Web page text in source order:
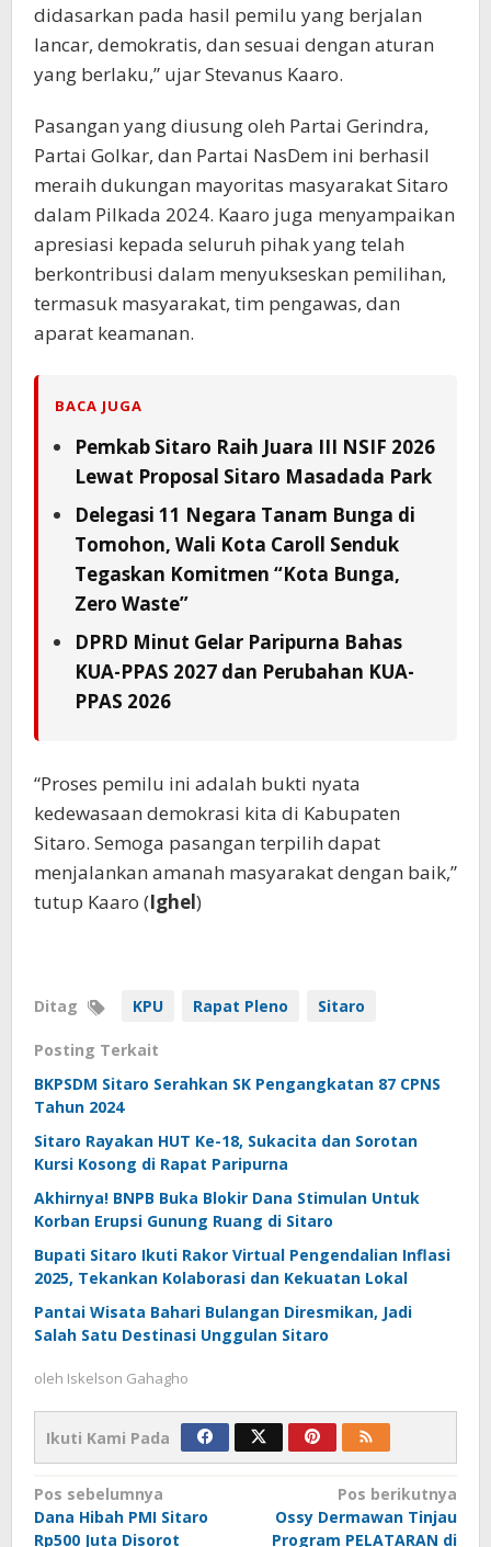
didasarkan pada hasil pemilu yang berjalan
lancar, demokratis, dan sesuai dengan aturan
yang berlaku,” ujar Stevanus Kaaro.
Pasangan yang diusung oleh Partai Gerindra,
Partai Golkar, dan Partai NasDem ini berhasil
meraih dukungan mayoritas masyarakat Sitaro
dalam Pilkada 2024. Kaaro juga menyampaikan
apresiasi kepada seluruh pihak yang telah
berkontribusi dalam menyukseskan pemilihan,
termasuk masyarakat, tim pengawas, dan
aparat keamanan.
BACA JUGA
Pemkab Sitaro Raih Juara III NSIF 2026
Lewat Proposal Sitaro Masadada Park
Delegasi 11 Negara Tanam Bunga di
Tomohon, Wali Kota Caroll Senduk
Tegaskan Komitmen “Kota Bunga,
Zero Waste”
DPRD Minut Gelar Paripurna Bahas
KUA-PPAS 2027 dan Perubahan KUA-
PPAS 2026
“Proses pemilu ini adalah bukti nyata
kedewasaan demokrasi kita di Kabupaten
Sitaro. Semoga pasangan terpilih dapat
menjalankan amanah masyarakat dengan baik,”
tutup Kaaro (Ighel)
Ditag KPU Rapat Pleno Sitaro
Posting Terkait
BKPSDM Sitaro Serahkan SK Pengangkatan 87 CPNS
Tahun 2024
Sitaro Rayakan HUT Ke-18, Sukacita dan Sorotan
Kursi Kosong di Rapat Paripurna
Akhirnya! BNPB Buka Blokir Dana Stimulan Untuk
Korban Erupsi Gunung Ruang di Sitaro
Bupati Sitaro Ikuti Rakor Virtual Pengendalian Inflasi
2025, Tekankan Kolaborasi dan Kekuatan Lokal
Pantai Wisata Bahari Bulangan Diresmikan, Jadi
Salah Satu Destinasi Unggulan Sitaro
oleh Iskelson Gahagho
Ikuti Kami Pada
Navigasi
pos
Pos sebelumnya
Dana Hibah PMI Sitaro
Rp500 Juta Disorot
Pos berikutnya
Ossy Dermawan Tinjau
Program PELATARAN di